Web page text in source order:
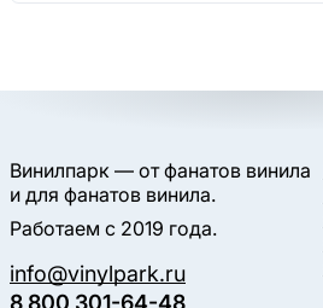
Винилпарк — от фанатов винила
и для фанатов винила.
Работаем с 2019 года.
info@vinylpark.ru
8 800 301-64-48